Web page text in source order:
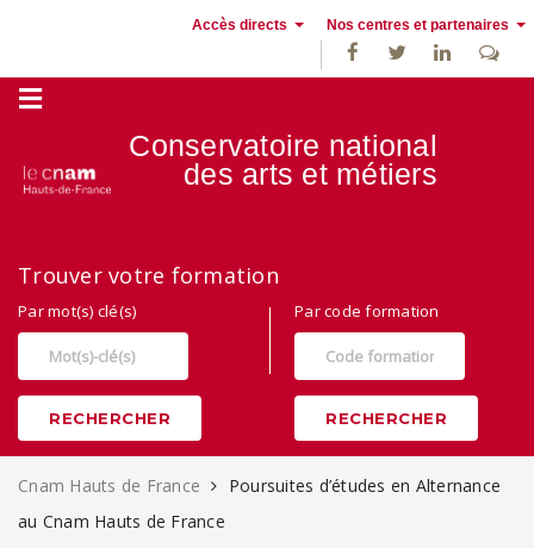
Accès directs Nos centres et partenaires
France
Conservatoire national
des arts et métiers
Trouver votre formation
Par mot(s) clé(s)
RECHERCHER
Par code formation
RECHERCHER
Cnam Hauts de France
Poursuites d’études en Alternance
au Cnam Hauts de France